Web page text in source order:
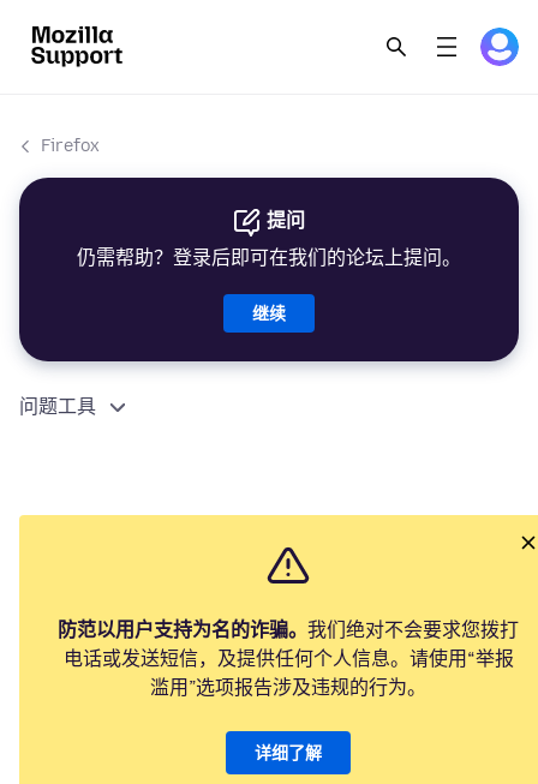
Firefox
提问
仍需帮助？登录后即可在我们的论坛上提问。
继续
问题工具
防范以用户支持为名的诈骗。 我们绝对不会要求您拨打
电话或发送短信，及提供任何个人信息。请使用“举报
滥用”选项报告涉及违规的行为。
详细了解